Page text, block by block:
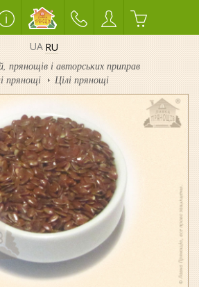
UA RU
прянощів і авторських приправ
прянощі Цілі прянощі